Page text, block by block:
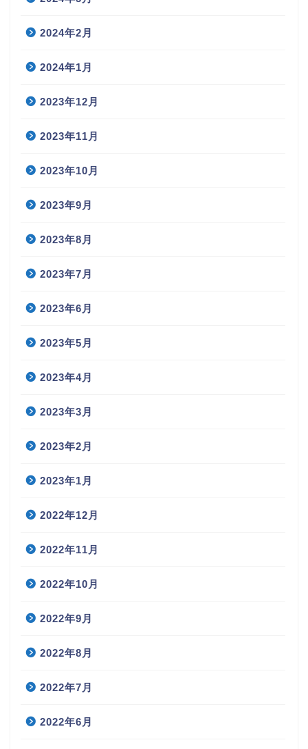
2024年2月
2024年1月
2023年12月
2023年11月
2023年10月
2023年9月
2023年8月
2023年7月
2023年6月
2023年5月
2023年4月
2023年3月
2023年2月
2023年1月
2022年12月
2022年11月
2022年10月
2022年9月
2022年8月
2022年7月
2022年6月